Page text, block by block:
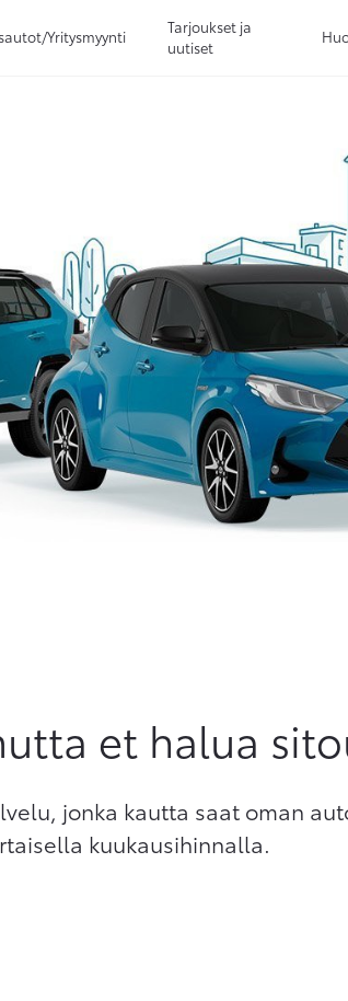
Yritysmyynti
Tarjoukset ja
uutiset
et halua
jonka kautta saat oman
kuukausihinnalla.